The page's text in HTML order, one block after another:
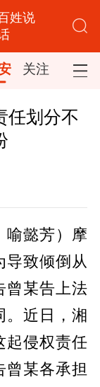
姓说
关注 司法
任划分不
喻懿芳）摩
导致倾倒从
曾某告上法
。近日，湘
起侵权责任
曾某各承担